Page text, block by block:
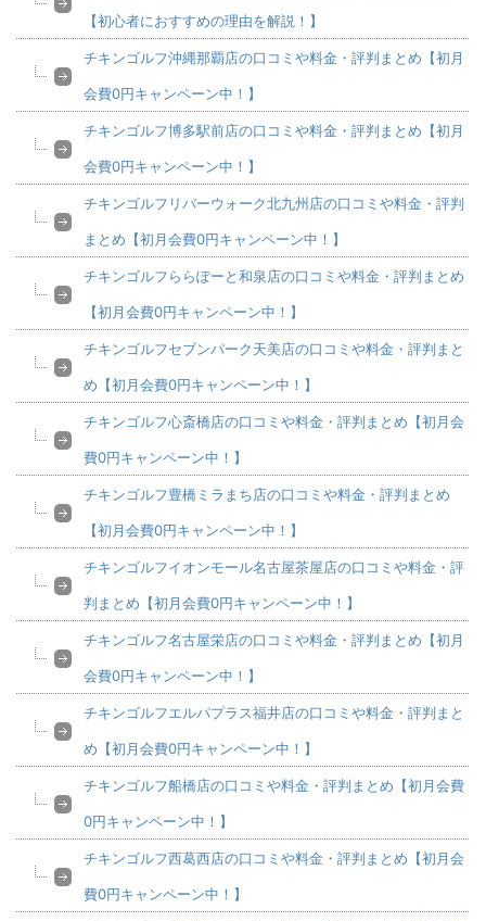
【初心者におすすめの理由を解説！】
チキンゴルフ沖縄那覇店の口コミや料金・評判まとめ【初月
会費0円キャンペーン中！】
チキンゴルフ博多駅前店の口コミや料金・評判まとめ【初月
会費0円キャンペーン中！】
チキンゴルフリバーウォーク北九州店の口コミや料金・評判
まとめ【初月会費0円キャンペーン中！】
チキンゴルフららぽーと和泉店の口コミや料金・評判まとめ
【初月会費0円キャンペーン中！】
チキンゴルフセブンパーク天美店の口コミや料金・評判まと
め【初月会費0円キャンペーン中！】
チキンゴルフ心斎橋店の口コミや料金・評判まとめ【初月会
費0円キャンペーン中！】
チキンゴルフ豊橋ミラまち店の口コミや料金・評判まとめ
【初月会費0円キャンペーン中！】
チキンゴルフイオンモール名古屋茶屋店の口コミや料金・評
判まとめ【初月会費0円キャンペーン中！】
チキンゴルフ名古屋栄店の口コミや料金・評判まとめ【初月
会費0円キャンペーン中！】
チキンゴルフエルパプラス福井店の口コミや料金・評判まと
め【初月会費0円キャンペーン中！】
チキンゴルフ船橋店の口コミや料金・評判まとめ【初月会費
0円キャンペーン中！】
チキンゴルフ西葛西店の口コミや料金・評判まとめ【初月会
費0円キャンペーン中！】